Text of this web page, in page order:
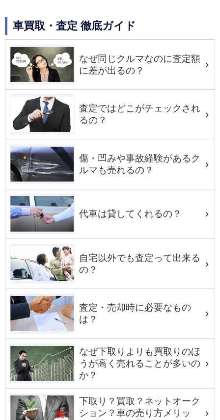
車買取・査定 徹底ガイド
なぜ同じクルマなのに査定額
に差が出るの？
査定ではどこがチェックされ
るの？
傷・凹みや事故経験があるク
ルマも売れるの？
代車は貸してくれるの？
自宅以外でも査定って出来る
の？
査定・売却時に必要なもの
は？
なぜ下取りよりも買取りのほ
うが高く売れることが多いの
か？
下取り？買取？ネットオーク
ション？車の売り方メリッ